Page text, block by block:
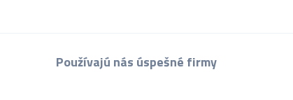
Používajú nás úspešné firmy